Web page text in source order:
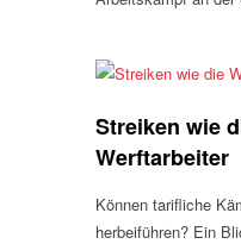
Streiken wie
Werftarbeiter
Können tarifliche
herbeiführen? Ein